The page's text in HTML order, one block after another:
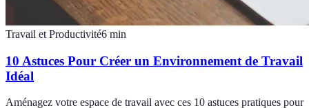
Travail et Productivité6 min
10 Astuces Pour Créer un Environnement de Travail
Idéal
Aménagez votre espace de travail avec ces 10 astuces pratiques pour